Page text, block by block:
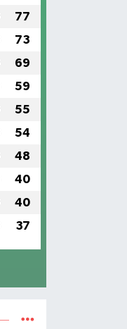
77
73
69
59
55
54
48
40
40
37